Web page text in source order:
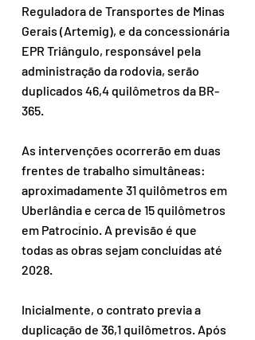
Reguladora de Transportes de Minas
Gerais (Artemig), e da concessionária
EPR Triângulo, responsável pela
administração da rodovia, serão
duplicados 46,4 quilômetros da BR-
365.
As intervenções ocorrerão em duas
frentes de trabalho simultâneas:
aproximadamente 31 quilômetros em
Uberlândia e cerca de 15 quilômetros
em Patrocínio. A previsão é que
todas as obras sejam concluídas até
2028.
Inicialmente, o contrato previa a
duplicação de 36,1 quilômetros. Após